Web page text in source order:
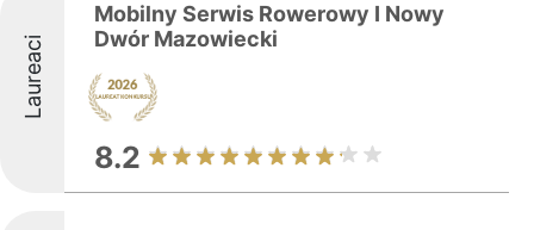
Laureaci
Mobilny Serwis Rowerowy I Nowy
Dwór Mazowiecki
8.2